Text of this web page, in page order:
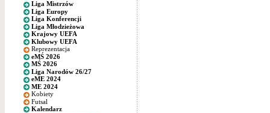
Liga Mistrzów
Liga Europy
Liga Konferencji
Liga Młodzieżowa
Krajowy UEFA
Klubowy UEFA
Reprezentacja
eMŚ 2026
MŚ 2026
Liga Narodów 26/27
eME 2024
ME 2024
Kobiety
Futsal
Kalendarz